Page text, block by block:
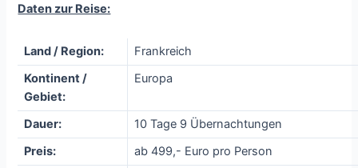
Daten zur Reise:
Land / Region:
Frankreich
Kontinent /
Gebiet:
Europa
Dauer:
10 Tage 9 Übernachtungen
Preis:
ab 499,- Euro pro Person